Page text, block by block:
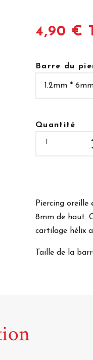
4,90 €
Barre du
Quantité
Piercing oreille
8mm de haut.
cartilage hélix
Taille de la